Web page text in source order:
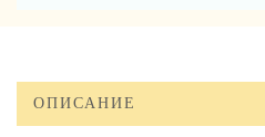
ОПИСАНИЕ